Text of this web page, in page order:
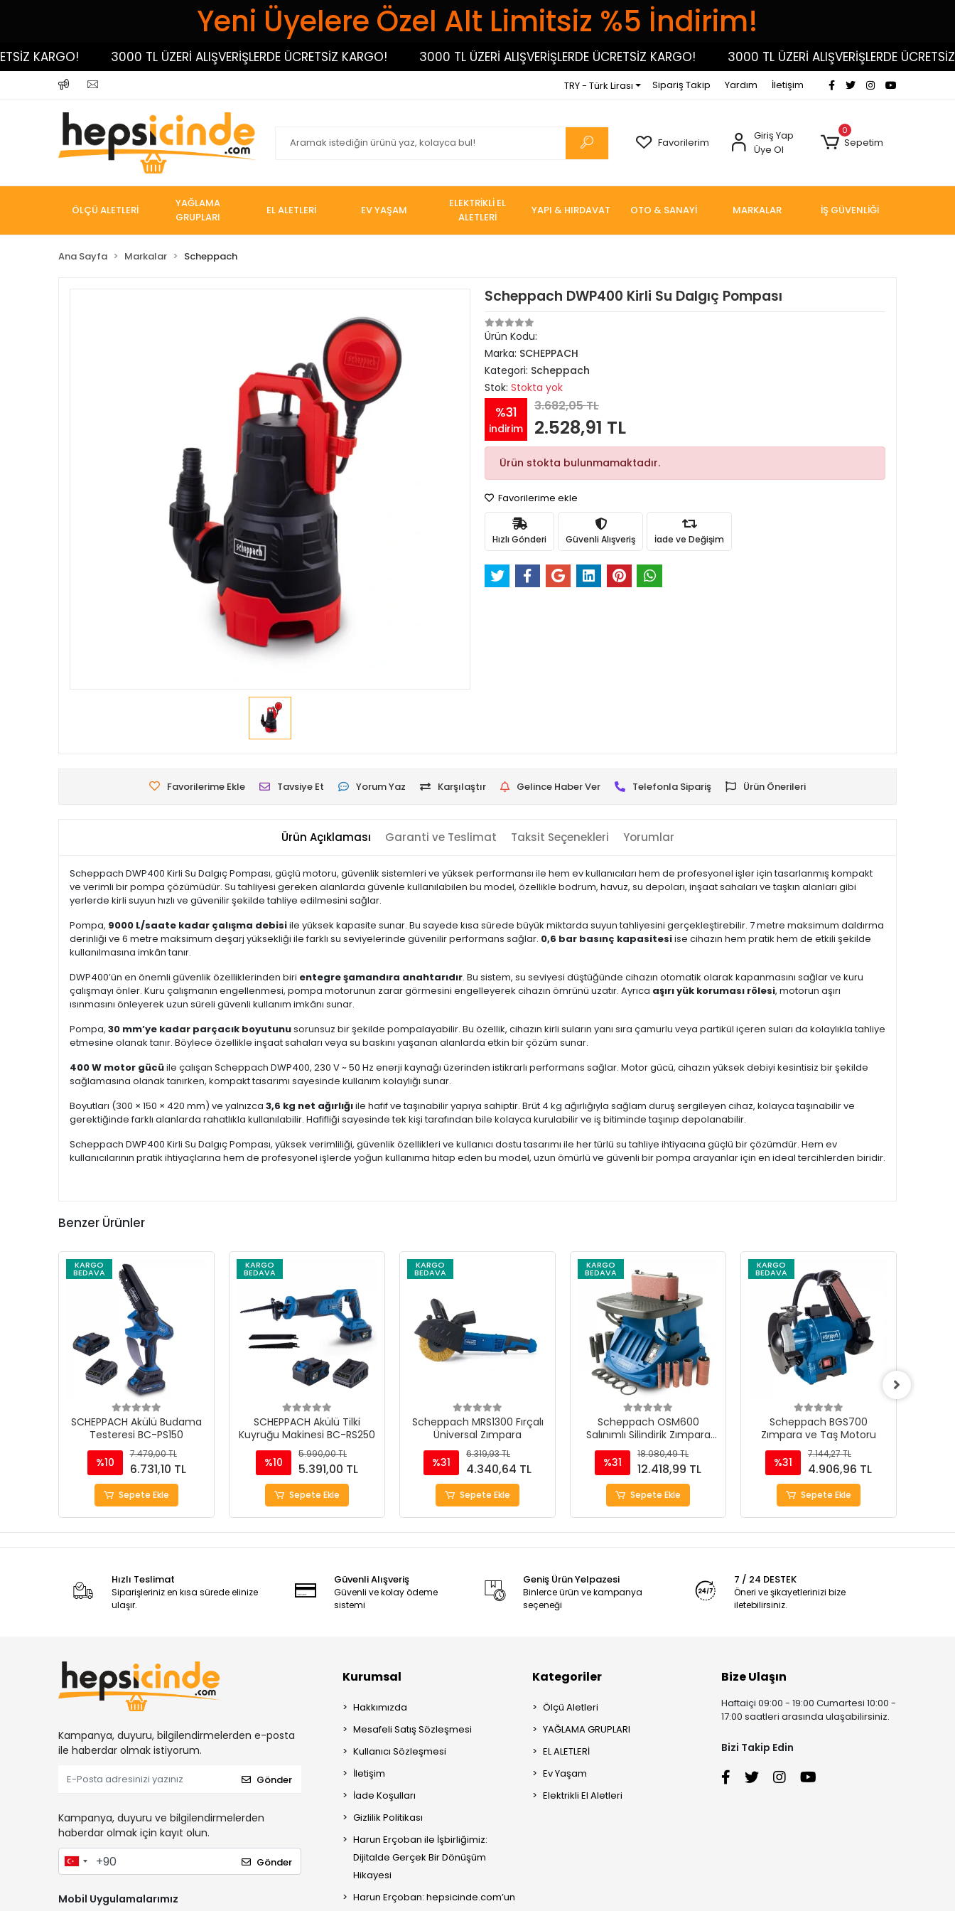
Yeni Üyelere Özel Alt Limitsiz %5 İndirim!
KARGO! 3000 TL ÜZERİ ALIŞVERİŞLERDE ÜCRETSİZ KARGO! 3000 TL ÜZERİ ALIŞVERİŞLERDE ÜCRETSİZ KARGO! 3000 TL ÜZERİ ALIŞVERİŞLERDE ÜCRETSİZ
TRY - Türk Lirası Sipariş Takip Yardım İletişim
Favorilerim
Giriş Yap
Üye Ol
0
Sepetim
ÖLÇÜ ALETLERİ
YAĞLAMA
GRUPLARI
EL ALETLERİ EV YAŞAM
ELEKTRİKLİ EL
ALETLERİ
YAPI & HIRDAVAT OTO & SANAYİ MARKALAR İŞ GÜVENLİĞİ
Ana Sayfa Markalar Scheppach
Scheppach DWP400 Kirli Su Dalgıç Pompası
Ürün Kodu:
Marka: SCHEPPACH
Kategori: Scheppach
Stok: Stokta yok
%31
indirim
3.682,05 TL
2.528,91 TL
Ürün stokta bulunmamaktadır.
Favorilerime ekle
Hızlı Gönderi Güvenli Alışveriş İade ve Değişim
Favorilerime Ekle Tavsiye Et Yorum Yaz Karşılaştır Gelince Haber Ver Telefonla Sipariş Ürün Önerileri
Ürün Açıklaması Garanti ve Teslimat Taksit Seçenekleri Yorumlar
Scheppach DWP400 Kirli Su Dalgıç Pompası, güçlü motoru, güvenlik sistemleri ve yüksek performansı ile hem ev kullanıcıları hem de profesyonel işler için tasarlanmış kompakt
ve verimli bir pompa çözümüdür. Su tahliyesi gereken alanlarda güvenle kullanılabilen bu model, özellikle bodrum, havuz, su depoları, inşaat sahaları ve taşkın alanları gibi
yerlerde kirli suyun hızlı ve güvenilir şekilde tahliye edilmesini sağlar.
Pompa, 9000 L/saate kadar çalışma debisiile yüksek kapasite sunar. Bu sayede kısa sürede büyük miktarda suyun tahliyesini gerçekleştirebilir. 7 metre maksimum daldırma
derinliği ve 6 metre maksimum deşarj yüksekliği ile farklı su seviyelerinde güvenilir performans sağlar. 0,6 bar basınç kapasitesiise cihazın hem pratik hem de etkili şekilde
kullanılmasına imkân tanır.
DWP400’ün en önemli güvenlik özelliklerinden biri entegre şamandıra anahtarıdır. Bu sistem, su seviyesi düştüğünde cihazın otomatik olarak kapanmasını sağlar ve kuru
çalışmayı önler. Kuru çalışmanın engellenmesi, pompa motorunun zarar görmesini engelleyerek cihazın ömrünü uzatır. Ayrıca aşırı yük koruması rölesi, motorun aşırı
ısınmasını önleyerek uzun süreli güvenli kullanım imkânı sunar.
Pompa, 30 mm’ye kadar parçacık boyutunusorunsuz bir şekilde pompalayabilir. Bu özellik, cihazın kirli suların yanı sıra çamurlu veya partikül içeren suları da kolaylıkla tahliye
etmesine olanak tanır. Böylece özellikle inşaat sahaları veya su baskını yaşanan alanlarda etkin bir çözüm sunar.
400 W motor gücüile çalışan Scheppach DWP400, 230 V ~ 50 Hz enerji kaynağı üzerinden istikrarlı performans sağlar. Motor gücü, cihazın yüksek debiyi kesintisiz bir şekilde
sağlamasına olanak tanırken, kompakt tasarımı sayesinde kullanım kolaylığı sunar.
Boyutları (300 × 150 × 420 mm) ve yalnızca 3,6 kg net ağırlığıile hafif ve taşınabilir yapıya sahiptir. Brüt 4 kg ağırlığıyla sağlam duruş sergileyen cihaz, kolayca taşınabilir ve
gerektiğinde farklı alanlarda rahatlıkla kullanılabilir. Hafifliği sayesinde tek kişi tarafından bile kolayca kurulabilir ve iş bitiminde taşınıp depolanabilir.
Scheppach DWP400 Kirli Su Dalgıç Pompası, yüksek verimliliği, güvenlik özellikleri ve kullanıcı dostu tasarımı ile her türlü su tahliye ihtiyacına güçlü bir çözümdür. Hem ev
kullanıcılarının pratik ihtiyaçlarına hem de profesyonel işlerde yoğun kullanıma hitap eden bu model, uzun ömürlü ve güvenli bir pompa arayanlar için en ideal tercihlerden biridir.
Benzer Ürünler
KARGO
BEDAVA
SCHEPPACH Akülü Budama
Testeresi BC-PS150
%10
7.479,00 TL
6.731,10 TL
Sepete Ekle
KARGO
BEDAVA
SCHEPPACH Akülü Tilki
Kuyruğu Makinesi BC-RS250
%10
5.990,00 TL
5.391,00 TL
Sepete Ekle
KARGO
BEDAVA
Scheppach MRS1300 Fırçalı
Üniversal Zımpara
%31
6.319,93 TL
4.340,64 TL
Sepete Ekle
KARGO
BEDAVA
Scheppach OSM600
Salınımlı Silindirik Zımpara
Makinası
%31
18.080,49 TL
12.418,99 TL
Sepete Ekle
KARGO
BEDAVA
Scheppach BGS700
Zımpara ve Taş Motoru
%31
7.144,27 TL
4.906,96 TL
Sepete Ekle
Hızlı Teslimat
Siparişleriniz en kısa sürede elinize
ulaşır.
Güvenli Alışveriş
Güvenli ve kolay ödeme
sistemi
Geniş Ürün Yelpazesi
Binlerce ürün ve kampanya
seçeneği
7 / 24 DESTEK
Öneri ve şikayetlerinizi bize
iletebilirsiniz.
Kampanya, duyuru, bilgilendirmelerden e-posta
ile haberdar olmak istiyorum.
Gönder
Kampanya, duyuru ve bilgilendirmelerden
haberdar olmak için kayıt olun.
Gönder
Mobil Uygulamalarımız
Kurumsal
Hakkımızda
Mesafeli Satış Sözleşmesi
Kullanıcı Sözleşmesi
İletişim
İade Koşulları
Gizlilik Politikası
Harun Erçoban ile İşbirliğimiz:
Dijitalde Gerçek Bir Dönüşüm
Hikayesi
Harun Erçoban: hepsicinde.com’un
Kategoriler
Ölçü Aletleri
YAĞLAMA GRUPLARI
EL ALETLERİ
Ev Yaşam
Elektrikli El Aletleri
Bize Ulaşın
Haftaiçi 09:00 - 19:00 Cumartesi 10:00 -
17:00 saatleri arasında ulaşabilirsiniz.
Bizi Takip Edin